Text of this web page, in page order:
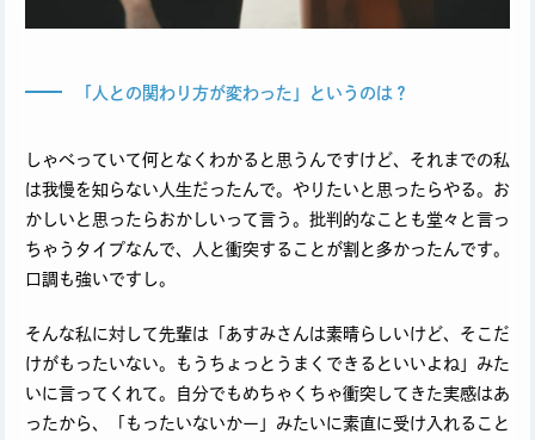
「人との関わり方が変わった」というのは？
しゃべっていて何となくわかると思うんですけど、それまでの私
は我慢を知らない人生だったんで。やりたいと思ったらやる。お
かしいと思ったらおかしいって言う。批判的なことも堂々と言っ
ちゃうタイプなんで、人と衝突することが割と多かったんです。
口調も強いですし。
そんな私に対して先輩は「あすみさんは素晴らしいけど、そこだ
けがもったいない。もうちょっとうまくできるといいよね」みた
いに言ってくれて。自分でもめちゃくちゃ衝突してきた実感はあ
ったから、「もったいないかー」みたいに素直に受け入れること